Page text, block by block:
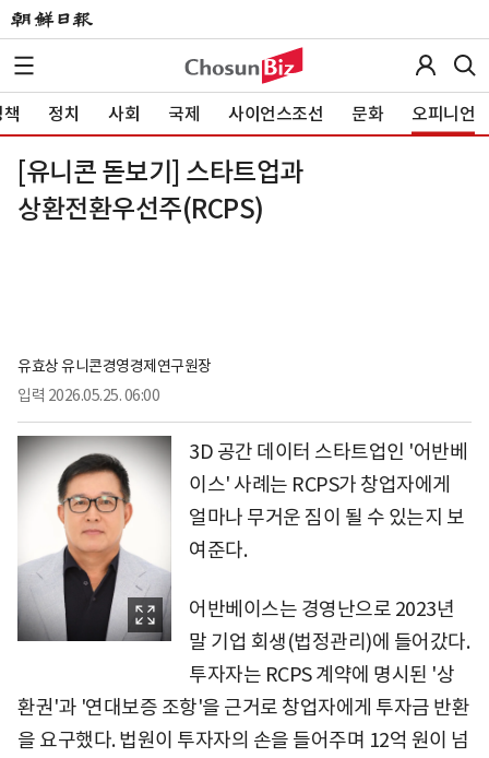
정치 사회 국제 사이언스조선 문화 오피니언
[유니콘 돋보기] 스타트업과
상환전환우선주(RCPS)
유효상 유니콘경영경제연구원장
입력 2026.05.25. 06:00
3D 공간 데이터 스타트업인 '어반베
이스' 사례는 RCPS가 창업자에게
얼마나 무거운 짐이 될 수 있는지 보
여준다.
어반베이스는 경영난으로 2023년
말 기업 회생(법정관리)에 들어갔다.
투자자는 RCPS 계약에 명시된 '상
환권'과 '연대보증 조항'을 근거로 창업자에게 투자금 반환
을 요구했다. 법원이 투자자의 손을 들어주며 12억 원이 넘